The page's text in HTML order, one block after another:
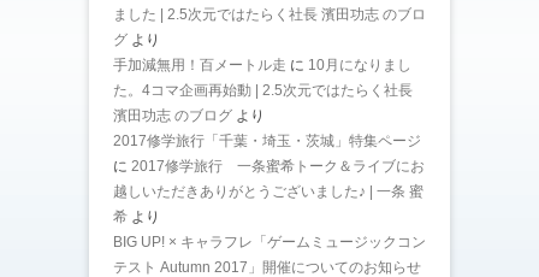
ました | 2.5次元ではたらく社長 濱田功志 のブロ
グ より
手加減無用！百メートル走 に 10月になりまし
た。4コマ企画再始動 | 2.5次元ではたらく社長
濱田功志 のブログ より
2017修学旅行「千葉・埼玉・茨城」特集ページ
に 2017修学旅行 一条蜜希トーク＆ライブにお
越しいただきありがとうございました♪ | 一条 蜜
希 より
BIG UP! × キャラフレ「ゲームミュージックコン
テスト Autumn 2017」開催についてのお知らせ